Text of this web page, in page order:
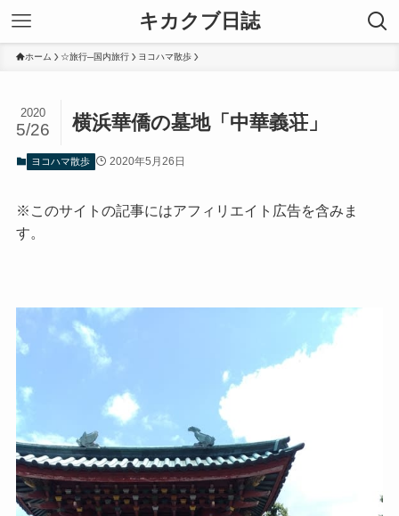
キカクブ日誌
ホーム ☆旅行─国内旅行 ヨコハマ散歩
横浜華僑の墓地「中華義荘」
2020
5/26
ヨコハマ散歩 2020年5月26日
※このサイトの記事にはアフィリエイト広告を含みま
す。